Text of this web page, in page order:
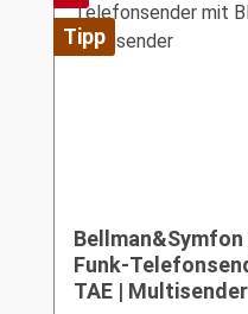
Tipp
Funk-
TAE | Multisender